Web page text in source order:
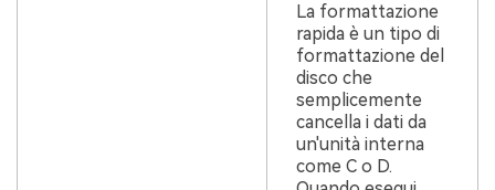
La formattazione
rapida è un tipo di
formattazione del
disco che
semplicemente
cancella i dati da
un'unità interna
come C o D.